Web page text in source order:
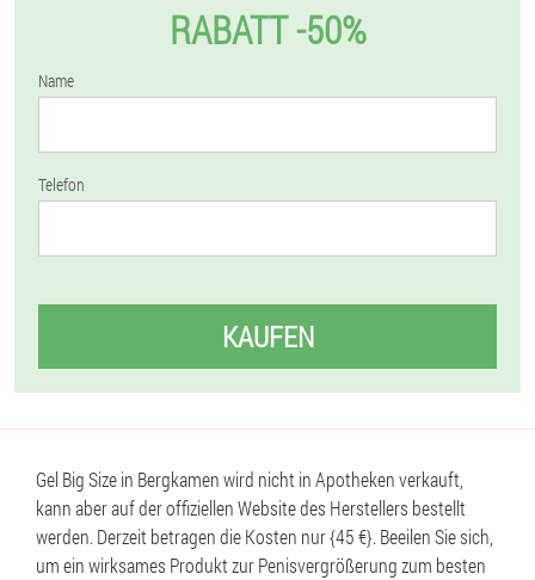
RABATT -50%
Name
Telefon
KAUFEN
Gel Big Size in Bergkamen wird nicht in Apotheken verkauft,
kann aber auf der offiziellen Website des Herstellers bestellt
werden. Derzeit betragen die Kosten nur {45 €}. Beeilen Sie sich,
um ein wirksames Produkt zur Penisvergrößerung zum besten